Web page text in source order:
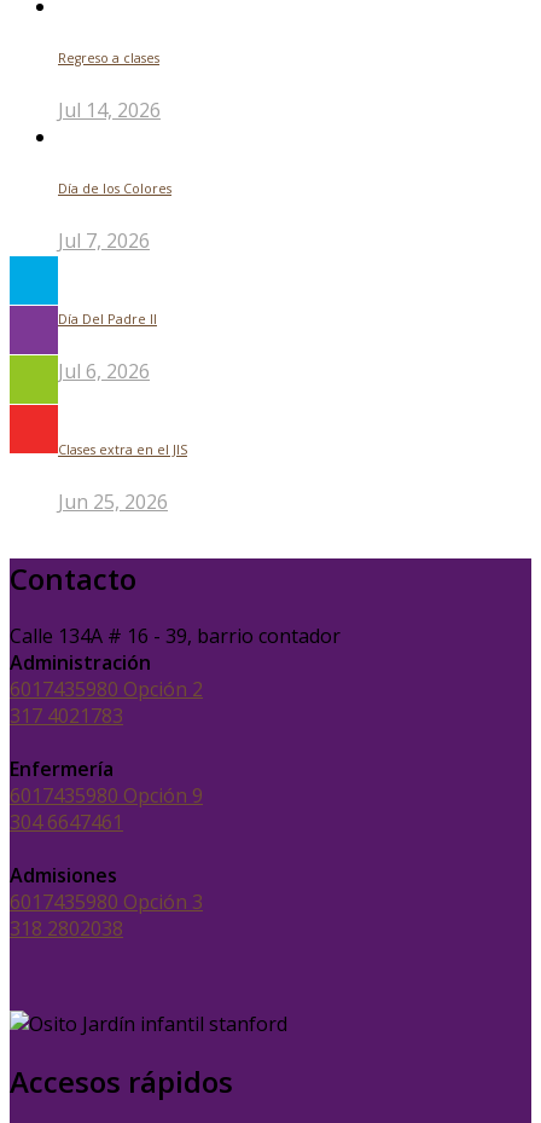
Regreso a clases
Jul 14, 2026
Día de los Colores
Jul 7, 2026
Día Del Padre ll
Jul 6, 2026
Clases extra en el JIS
Jun 25, 2026
Contacto
Calle 134A # 16 - 39, barrio contador
Administración
6017435980 Opción 2
317 4021783
Enfermería
6017435980 Opción 9
304 6647461
Admisiones
6017435980 Opción 3
318 2802038
Accesos rápidos